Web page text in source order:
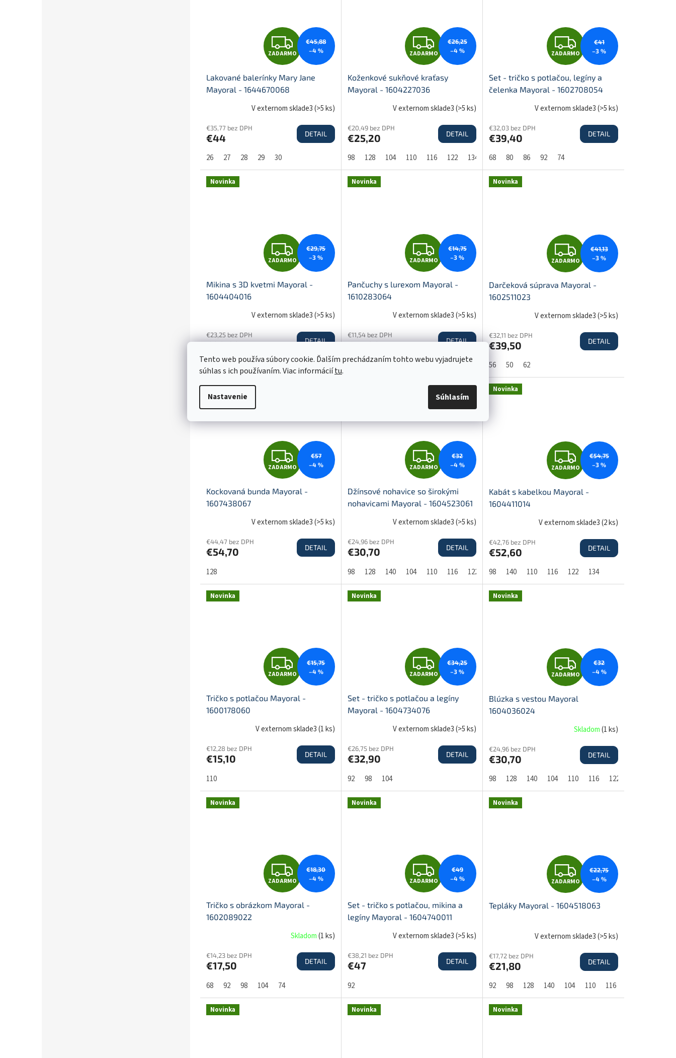
Tento web používa súbory cookie. Ďalším prechádzaním tohto webu vyjadrujete
súhlas s ich používaním. Viac informáciítu.
Nastavenie Súhlasím
O
O
O
Z
A
D
A
R
O
ZADARMO
€45,88
–4 %
Lakované balerínky Mary Jane
Mayoral - 1644670068
V externom sklade3(>5 ks)
€35,77 bez DPH
€44 DETAIL
26 27 28 29 30
Z
A
D
A
R
O
ZADARMO
€26,25
–4 %
Koženkové sukňové kraťasy
Mayoral - 1604227036
V externom sklade3(>5 ks)
€20,49 bez DPH
€25,20 DETAIL
98 128 104 110 116 122 134
Z
A
D
A
R
O
ZADARMO
€41
–3 %
Set - tričko s potlačou, legíny a
čelenka Mayoral - 1602708054
V externom sklade3(>5 ks)
€32,03 bez DPH
€39,40 DETAIL
68 80 86 92 74
Novinka
Z
A
D
O
ZADARMO
€29,75
–3 %
Mikina s 3D kvetmi Mayoral -
1604404016
V externom sklade3(>5 ks)
€23,25 bez DPH
€28,60 DETAIL
92 98 128 140 104 110 116 122 134
Novinka
Z
A
D
R
M
O
ZADARMO
€14,75
–3 %
Pančuchy s lurexom Mayoral -
1610283064
V externom sklade3(>5 ks)
€11,54 bez DPH
€14,20 DETAIL
140 158
Novinka
Z
A
D
A
R
O
ZADARMO
€41,13
–3 %
Darčeková súprava Mayoral -
1602511023
V externom sklade3(>5 ks)
€32,11 bez DPH
€39,50 DETAIL
56 50 62
Novinka
Z
A
D
A
R
O
ZADARMO
€57
–4 %
Kockovaná bunda Mayoral -
1607438067
V externom sklade3(>5 ks)
€44,47 bez DPH
€54,70 DETAIL
128
Z
A
D
A
R
O
ZADARMO
€32
–4 %
Džínsové nohavice so širokými
nohavicami Mayoral - 1604523061
V externom sklade3(>5 ks)
€24,96 bez DPH
€30,70 DETAIL
98 128 140 104 110 116 122 134
Novinka
Z
A
D
A
R
O
ZADARMO
€54,75
–3 %
Kabát s kabelkou Mayoral -
1604411014
V externom sklade3(2 ks)
€42,76 bez DPH
€52,60 DETAIL
98 140 110 116 122 134
Novinka
Z
A
D
A
R
O
ZADARMO
€15,75
–4 %
Tričko s potlačou Mayoral -
1600178060
V externom sklade3(1 ks)
€12,28 bez DPH
€15,10 DETAIL
110
Novinka
Z
A
D
A
R
O
ZADARMO
€34,25
–3 %
Set - tričko s potlačou a legíny
Mayoral - 1604734076
V externom sklade3(>5 ks)
€26,75 bez DPH
€32,90 DETAIL
92 98 104
Novinka
Z
A
D
A
R
O
ZADARMO
€32
–4 %
Blúzka s vestou Mayoral
1604036024
Skladom(1 ks)
€24,96 bez DPH
€30,70 DETAIL
98 128 140 104 110 116 122
Novinka
Z
A
D
A
R
ZADARMO
€18,30
–4 %
Tričko s obrázkom Mayoral -
1602089022
Skladom(1 ks)
€14,23 bez DPH
€17,50 DETAIL
68 92 98 104 74
Novinka
Z
A
D
A
R
ZADARMO
€49
–4 %
Set - tričko s potlačou, mikina a
legíny Mayoral - 1604740011
V externom sklade3(>5 ks)
€38,21 bez DPH
€47 DETAIL
92
Novinka
Z
A
D
A
R
ZADARMO
€22,75
–4 %
Tepláky Mayoral - 1604518063
V externom sklade3(>5 ks)
€17,72 bez DPH
€21,80 DETAIL
92 98 128 140 104 110 116
Novinka Novinka Novinka